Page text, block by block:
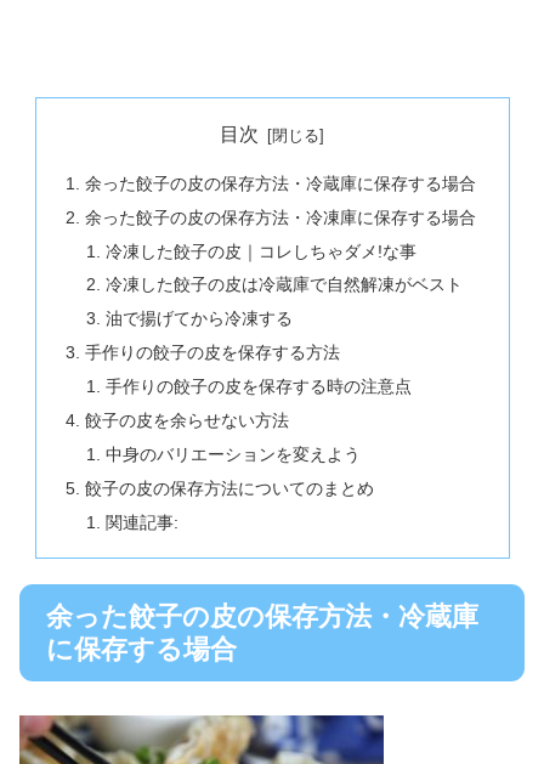
目次
余った餃子の皮の保存方法・冷蔵庫に保存する場合
余った餃子の皮の保存方法・冷凍庫に保存する場合
冷凍した餃子の皮｜コレしちゃダメ!な事
冷凍した餃子の皮は冷蔵庫で自然解凍がベスト
油で揚げてから冷凍する
手作りの餃子の皮を保存する方法
手作りの餃子の皮を保存する時の注意点
餃子の皮を余らせない方法
中身のバリエーションを変えよう
餃子の皮の保存方法についてのまとめ
関連記事:
余った餃子の皮の保存方法・冷蔵庫
に保存する場合